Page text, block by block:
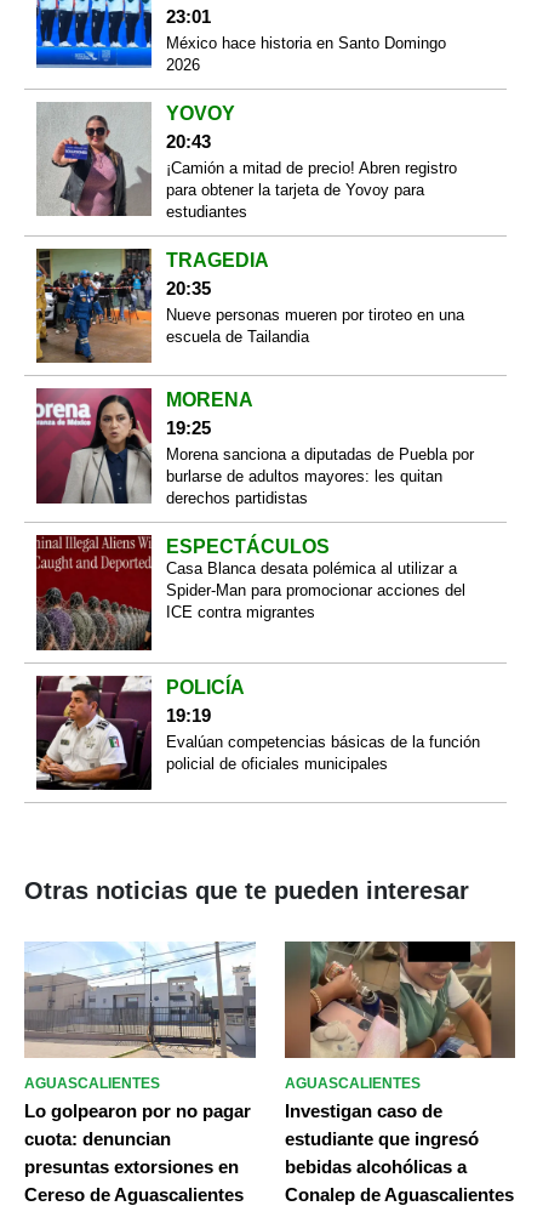
23:01
México hace historia en Santo Domingo
2026
YOVOY
20:43
¡Camión a mitad de precio! Abren registro
para obtener la tarjeta de Yovoy para
estudiantes
TRAGEDIA
20:35
Nueve personas mueren por tiroteo en una
escuela de Tailandia
MORENA
19:25
Morena sanciona a diputadas de Puebla por
burlarse de adultos mayores: les quitan
derechos partidistas
ESPECTÁCULOS
Casa Blanca desata polémica al utilizar a
Spider-Man para promocionar acciones del
ICE contra migrantes
POLICÍA
19:19
Evalúan competencias básicas de la función
policial de oficiales municipales
Otras noticias que te pueden interesar
AGUASCALIENTES
Lo golpearon por no pagar
cuota: denuncian
presuntas extorsiones en
Cereso de Aguascalientes
AGUASCALIENTES
Investigan caso de
estudiante que ingresó
bebidas alcohólicas a
Conalep de Aguascalientes